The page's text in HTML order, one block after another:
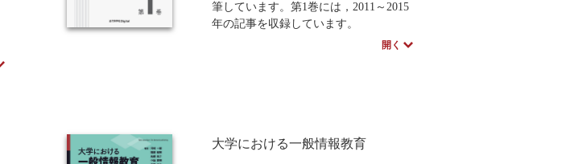
公立はこだて未来大学出版会
筆しています。第1巻には，2011～2015
年の記事を収録しています。
（第2巻には，2016年から2021年4月号
りますので、お届けまでに10日～14日
開く
大学における一般情報教育